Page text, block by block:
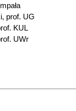
prof. UG
KUL
UWr